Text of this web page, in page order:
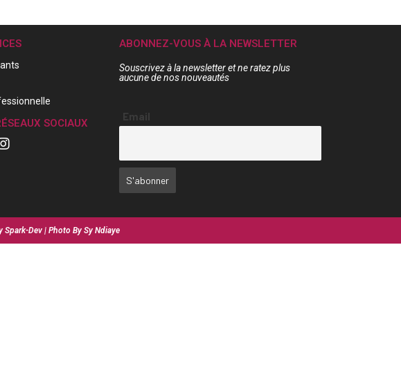
SOCIAUX
ABONNEZ-VOUS À LA NEWSLETTER
Souscrivez à la newsletter et ne ratez plus
aucune de nos nouveautés
Email
Dev | Photo By Sy Ndiaye